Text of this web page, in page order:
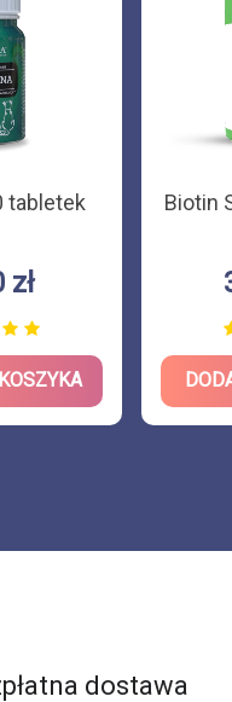
tabletek
zł
Biotin
dostawa